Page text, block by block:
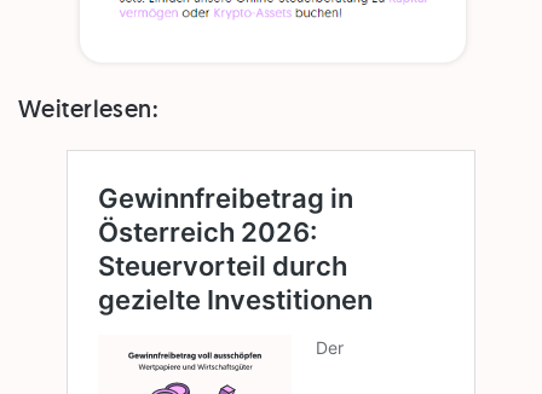
Weiterlesen: